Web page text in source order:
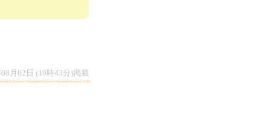
月02日 (19時43分)掲載